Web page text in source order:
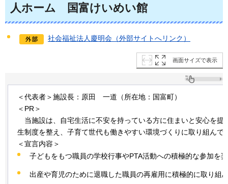
人ホーム
国富けいめい館
社会福祉法人慶明会（外部サイトへリンク）
画面サイズで表示
＜代表者＞施設長：原田 一道 （所在地：国富町）
＜PR＞
当施設は、自宅生活に不安を持っている方に住まいと安心を提
生制度を整え、子育て世代も働きやすい環境づくりに取り組んで
＜宣言内容＞
子どもをもつ職員の学校行事やPTA活動への積極的な参加を
出産や育児のために退職した職員の再雇用に積極的に取り組